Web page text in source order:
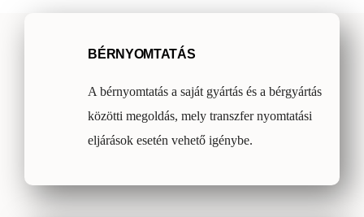
BÉRNYOMTATÁS
A bérnyomtatás a saját gyártás és a bérgyártás
közötti megoldás, mely transzfer nyomtatási
eljárások esetén vehető igénybe.